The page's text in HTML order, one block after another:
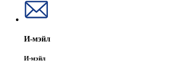
И-мэйл
И-мэйл